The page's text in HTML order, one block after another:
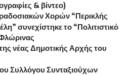
& βίντεο)
Χορών “Περικλής
συνεχίστηκε το “Πολιτιστικό
νέας Δημοτικής Αρχής του
Συλλόγου Συνταξιούχων